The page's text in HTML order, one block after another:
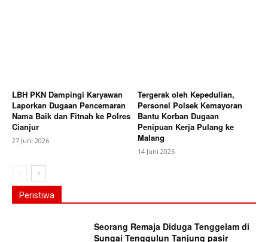
LBH PKN Dampingi Karyawan
Laporkan Dugaan Pencemaran
Nama Baik dan Fitnah ke Polres
Cianjur
27 Juni 2026
Tergerak oleh Kepedulian,
Personel Polsek Kemayoran
Bantu Korban Dugaan
Penipuan Kerja Pulang ke
Malang
14 Juni 2026
Peristiwa
Seorang Remaja Diduga Tenggelam di
Sungai Tenggulun Tanjung pasir